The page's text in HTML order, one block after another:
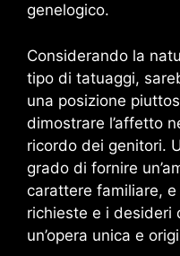
genelogico.
Considerando la
tipo di tatuaggi,
una posizione
dimostrare l’affetto
ricordo dei genitori.
grado di fornire
carattere familiare,
richieste e i desideri
un’opera unica e